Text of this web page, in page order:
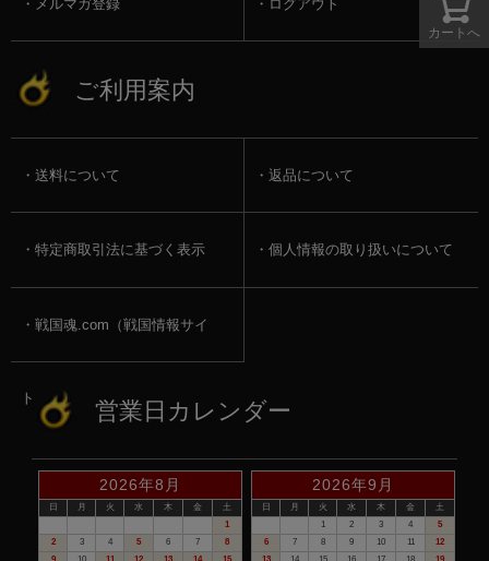
カートへ
メルマガ登録 ログアウト
ご利用案内
送料について 返品について
特定商取引法に基づく表示 個人情報の取り扱いについて
戦国魂.com（戦国情報サイ
ト） 営業日カレンダー
2026年8月
日 月 火 水 木 金
土
1
2
3 4 5 6 7
8
2026年9月
日 月 火 水 木 金
土
1
2 3 4
5
6
7 8 9 10 11
12